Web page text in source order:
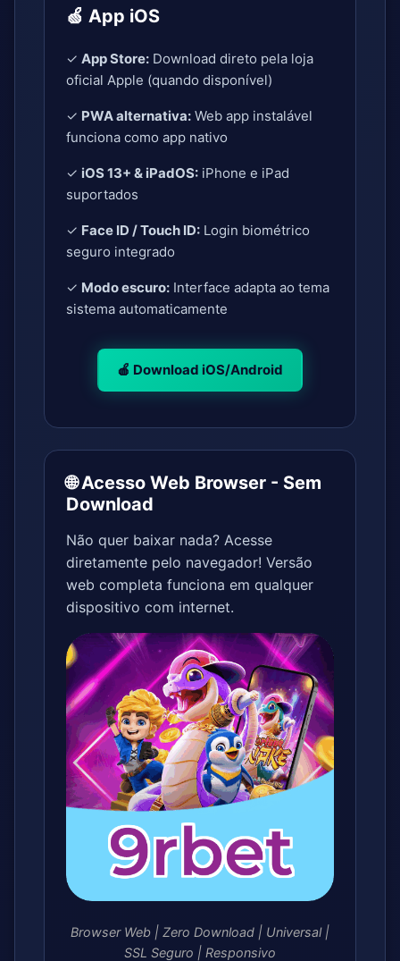
🍏 App iOS
✓ App Store: Download direto pela loja
oficial Apple (quando disponível)
✓ PWA alternativa: Web app instalável
funciona como app nativo
✓ iOS 13+ & iPadOS: iPhone e iPad
suportados
✓ Face ID / Touch ID: Login biométrico
seguro integrado
✓ Modo escuro: Interface adapta ao tema
sistema automaticamente
🍎 Download iOS/Android
🌐 Acesso Web Browser - Sem
Download
Não quer baixar nada? Acesse
diretamente pelo navegador! Versão
web completa funciona em qualquer
dispositivo com internet.
Browser Web | Zero Download | Universal |
SSL Seguro | Responsivo